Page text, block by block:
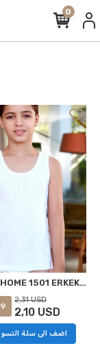
0
NİVEMESHOME 1501 ERKEK ÇOCUK ASKILI ATLET BEYAZ NO:7 (10-11 YAŞ) BERRAK
2,31 USD
2,10 USD
اضف الى سلة